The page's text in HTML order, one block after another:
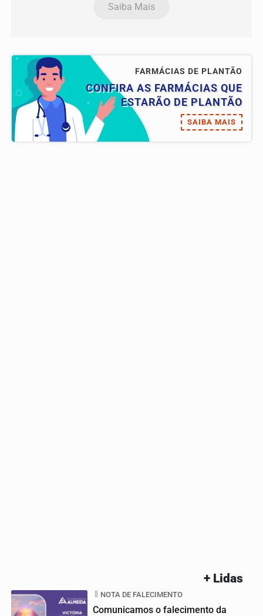
Saiba Mais
FARMÁCIAS DE PLANTÃO
CONFIRA AS FARMÁCIAS QUE
ESTARÃO DE PLANTÃO
SAIBA MAIS
+ Lidas
NOTA DE FALECIMENTO
Comunicamos o falecimento da